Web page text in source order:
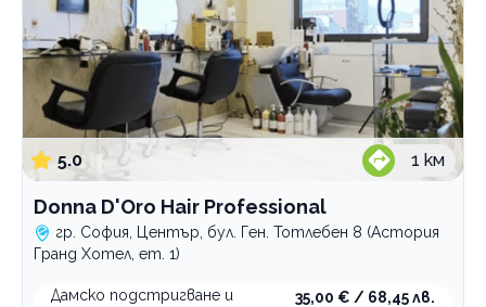
5.0 1 км
Donna D'Oro Hair Professional
гр. София, Център, бул. Ген. Тотлебен 8 (Астория
Гранд Хотел, ет. 1)
Дамско подстригване и
35,00 € / 68,45 лв.